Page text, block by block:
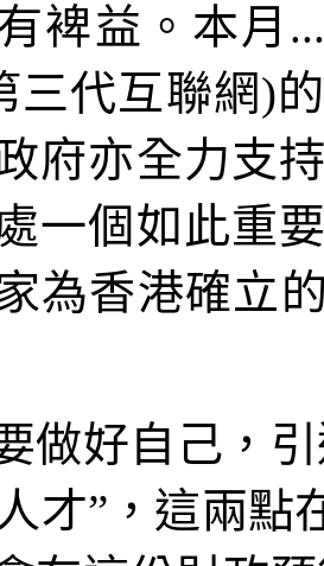
裨益。本月
三代互聯網)
府亦全力支
一個如此重
為香港確立
做好自己，
才”，這兩